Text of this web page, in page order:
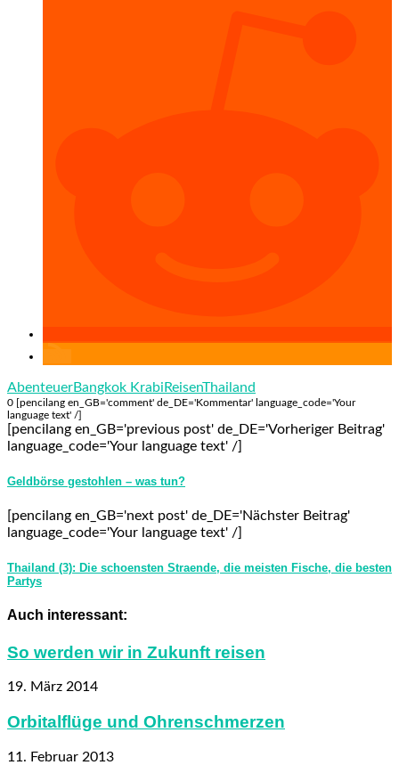
AbenteuerBangkok Krabi ReisenThailand
0 [pencilang en_GB='comment' de_DE='Kommentar' language_code='Your
language text' /]
[pencilang en_GB='previous post' de_DE='Vorheriger Beitrag'
language_code='Your language text' /]
Geldbörse gestohlen – was tun?
[pencilang en_GB='next post' de_DE='Nächster Beitrag'
language_code='Your language text' /]
Thailand (3): Die schoensten Straende, die meisten Fische, die besten
Partys
Auch interessant:
So werden wir in Zukunft reisen
19. März 2014
Orbitalflüge und Ohrenschmerzen
11. Februar 2013